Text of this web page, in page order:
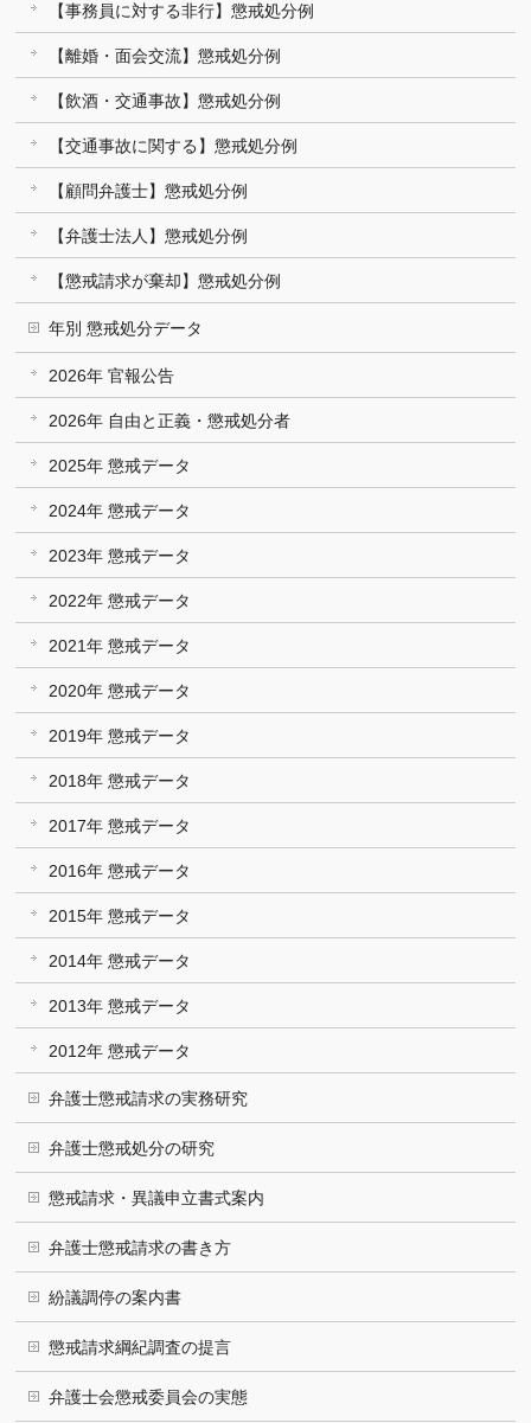
【事務員に対する非行】懲戒処分例
【離婚・面会交流】懲戒処分例
【飲酒・交通事故】懲戒処分例
【交通事故に関する】懲戒処分例
【顧問弁護士】懲戒処分例
【弁護士法人】懲戒処分例
【懲戒請求が棄却】懲戒処分例
年別 懲戒処分データ
2026年 官報公告
2026年 自由と正義・懲戒処分者
2025年 懲戒データ
2024年 懲戒データ
2023年 懲戒データ
2022年 懲戒データ
2021年 懲戒データ
2020年 懲戒データ
2019年 懲戒データ
2018年 懲戒データ
2017年 懲戒データ
2016年 懲戒データ
2015年 懲戒データ
2014年 懲戒データ
2013年 懲戒データ
2012年 懲戒データ
弁護士懲戒請求の実務研究
弁護士懲戒処分の研究
懲戒請求・異議申立書式案内
弁護士懲戒請求の書き方
紛議調停の案内書
懲戒請求綱紀調査の提言
弁護士会懲戒委員会の実態